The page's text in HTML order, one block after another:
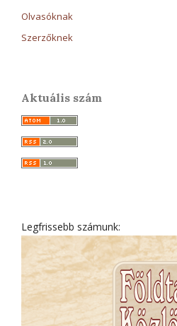
Olvasóknak
Szerzőknek
Aktuális szám
Legfrissebb számunk: